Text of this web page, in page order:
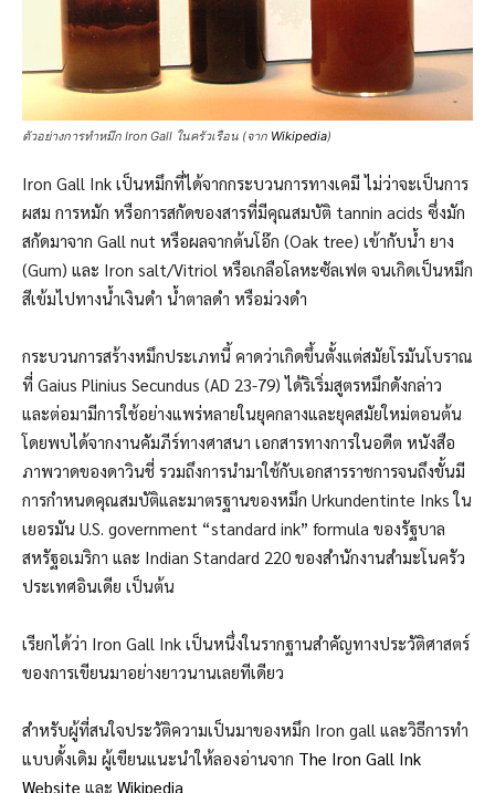
ตัวอย่างการทำหมึก Iron Gall ในครัวเรือน (จาก Wikipedia)
Iron Gall Ink เป็นหมึกที่ได้จากกระบวนการทางเคมี ไม่ว่าจะเป็นการ
ผสม การหมัก หรือการสกัดของสารที่มีคุณสมบัติ tannin acids ซึ่งมัก
สกัดมาจาก Gall nut หรือผลจากต้นโอ๊ก (Oak tree) เข้ากับนํ้า ยาง
(Gum) และ Iron salt/Vitriol หรือเกลือโลหะซัลเฟต จนเกิดเป็นหมึก
สีเข้มไปทางนํ้าเงินดำ นํ้าตาลดำ หรือม่วงดำ
กระบวนการสร้างหมึกประเภทนี้ คาดว่าเกิดขึ้นตั้งแต่สมัยโรมันโบราณ
ที่ Gaius Plinius Secundus (AD 23-79) ได้ริเริ่มสูตรหมึกดังกล่าว
และต่อมามีการใช้อย่างแพร่หลายในยุคกลางและยุคสมัยใหม่ตอนต้น
โดยพบได้จากงานคัมภีร์ทางศาสนา เอกสารทางการในอดีต หนังสือ
ภาพวาดของดาวินชี่ รวมถึงการนำมาใช้กับเอกสารราชการจนถึงขั้นมี
การกำหนดคุณสมบัติและมาตรฐานของหมึก Urkundentinte Inks ใน
เยอรมัน U.S. government “standard ink” formula ของรัฐบาล
สหรัฐอเมริกา และ Indian Standard 220 ของสำนักงานสำมะโนครัว
ประเทศอินเดีย เป็นต้น
เรียกได้ว่า Iron Gall Ink เป็นหนึ่งในรากฐานสำคัญทางประวัติศาสตร์
ของการเขียนมาอย่างยาวนานเลยทีเดียว
สำหรับผู้ที่สนใจประวัติความเป็นมาของหมึก Iron gall และวิธีการทำ
แบบดั้งเดิม ผู้เขียนแนะนำให้ลองอ่านจาก The Iron Gall Ink
Website และ Wikipedia